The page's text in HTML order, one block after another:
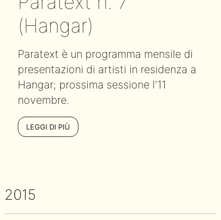
(Hangar)
Paratext è un programma mensile di
presentazioni di artisti in residenza a
Hangar; prossima sessione l'11
novembre.
LEGGI DI PIÙ
2015